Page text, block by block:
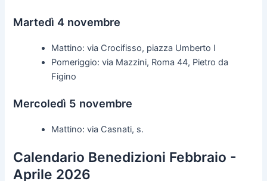
Martedì 4 novembre
Mattino: via Crocifisso, piazza Umberto I
Pomeriggio: via Mazzini, Roma 44, Pietro da
Figino
Mercoledì 5 novembre
Mattino: via Casnati, s.
Calendario Benedizioni Febbraio -
Aprile 2026